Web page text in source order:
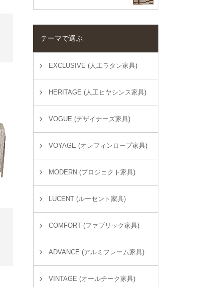
テーマで選ぶ
EXCLUSIVE (人工ラタン家具)
HERITAGE (人工ヒヤシンス家具)
VOGUE (デザイナーズ家具)
VOYAGE (オレフィンロープ家具)
MODERN (プロジェクト家具)
LUCENT (ルーセント家具)
COMFORT (ファブリック家具)
ADVANCE (アルミフレーム家具)
VINTAGE (オールチーク家具)